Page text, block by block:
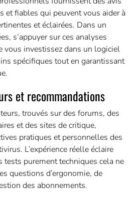
et fiables qui peuvent vous aider à
et éclairées. Dans un
s’appuyer sur ces analyses
vous investissez dans un logiciel
spécifiques tout en garantissant
et recommandations
trouvés sur des forums, des
et des sites de critique,
pratiques et personnelles des
L’expérience réelle éclaire
tests purement techniques cela ne
questions d’ergonomie, de
des abonnements.